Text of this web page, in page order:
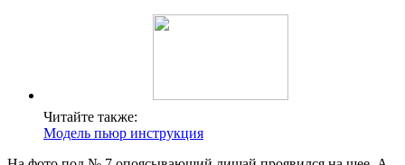
Читайте также:
Модель пьюр инструкция